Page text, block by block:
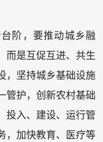
阶，要推动城乡融
而是互促互进、共生
，坚持城乡基础设施
管护，创新农村基础
投入、建设、运行管
，加快教育、医疗等